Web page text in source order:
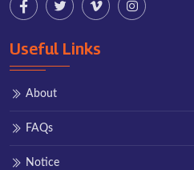
Useful Links
About
FAQs
Notice